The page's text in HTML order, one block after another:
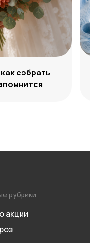
собрать
рубрики
акции